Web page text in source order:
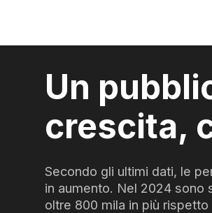
Un
crescita,
Secondo gli ultimi dati, le
in aumento. Nel 2024 sono
oltre 800 mila in più rispetto